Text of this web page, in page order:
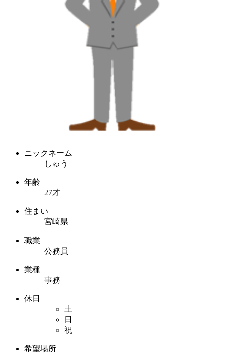
ニックネーム
しゅう
年齢
27才
住まい
宮崎県
職業
公務員
業種
事務
休日
土
日
祝
希望場所